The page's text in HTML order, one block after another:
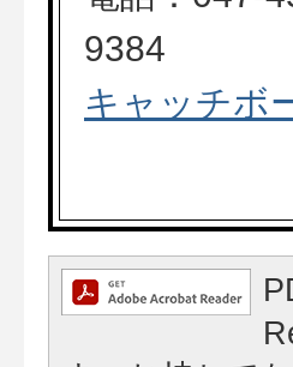
9384
キャッチボ